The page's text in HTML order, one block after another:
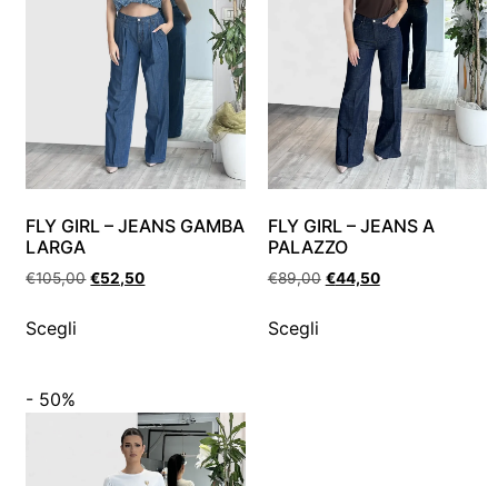
FLY GIRL – JEANS GAMBA
LARGA
€105,00 €52,50
Scegli
FLY GIRL – JEANS A
PALAZZO
€89,00 €44,50
Scegli
- 50%